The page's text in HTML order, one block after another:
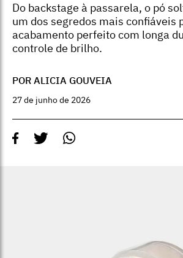
Do backstage à passarela, o pó
um dos segredos mais confiáveis
acabamento perfeito com longa
controle de brilho.
POR ALICIA GOUVEIA
27 de junho de 2026